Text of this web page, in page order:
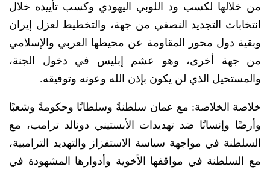
من خلالها لكسب ود اللوبي اليهودي وكسب تأييده خلال
انتخابات التجديد النصفي من جهة، والتخطيط لعزل إيران
وبقية دول محور المقاومة عن محيطها العربي والإسلامي
من جهة أخرى، وهو عشم إبليس في دخول الجنة،
والمستحيل الذي لن يكون بإذن الله وعونه وتوفيقه.
خلاصة الخلاصة: مع عمان سلطنةً وسلطانًا وحكومةً وشعبًا
وأرضًا وإنسانًا ضد تهديدات الأبستيني دونالد ترامب، مع
السلطنة في مواجهة سياسة الاستفزاز والتهديد الترامبية،
مع السلطنة في مواقفها الأخوية وأدوارها المشهودة في